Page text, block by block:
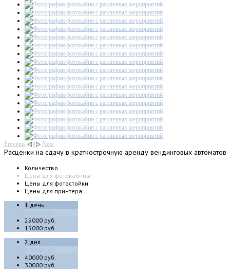
Previous ◁ | ▷ Next
Расценки на сдачу в краткострочную аренду вендинговых автоматов
Количество
Цены для фотокабины
Цены для фотостойки
Цены для принтера
1 день
25000 руб.
15000 руб.
2 дня
40000 руб.
30000 руб.